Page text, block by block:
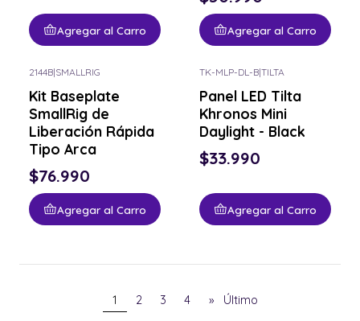
Agregar al Carro Agregar al Carro
2144B|SMALLRIG
Kit Baseplate
SmallRig de
Liberación Rápida
Tipo Arca
$76.990
Agregar al Carro
TK-MLP-DL-B|TILTA
Panel LED Tilta
Khronos Mini
Daylight - Black
$33.990
Agregar al Carro
1 2 3 4 » Último